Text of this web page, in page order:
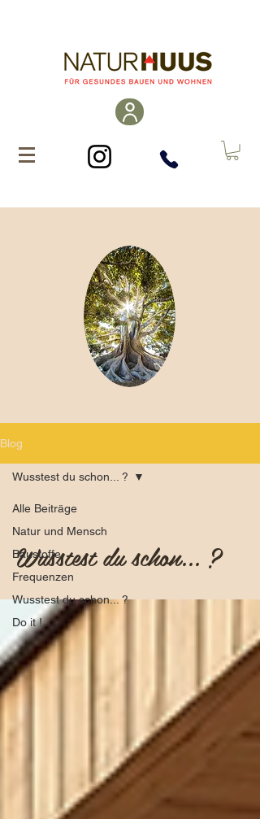
Blog
Alle Beiträge
Natur und Mensch
Baustoffe
Frequenzen
Wusstest du schon... ?
Do it !
Wusstest du schon... ?
Wusstest du schon... ?